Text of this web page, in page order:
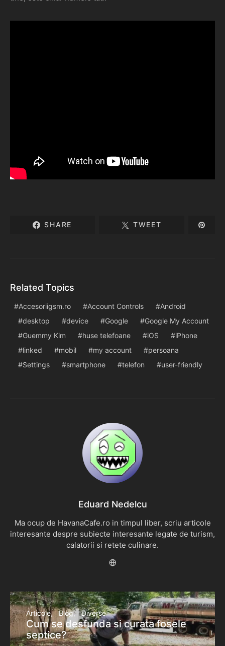
SHARE TWEET
Related Topics
Accesoriigsm.ro Account Controls
Android
desktop
device Google
Google My Account
Guemmy Kim
huse telefoane iOS
iPhone
linked
mobil my account
persoana
Settings
smartphone telefon user-friendly
Eduard Nedelcu
Ma ocup de HavanaCafe.ro in timpul liber, scriu articole
interesante despre subiecte interesante legate de turism,
calatorii si retete culinare.
Articole Blog Diverse
Cum se desfunda si curata fosele
septice?